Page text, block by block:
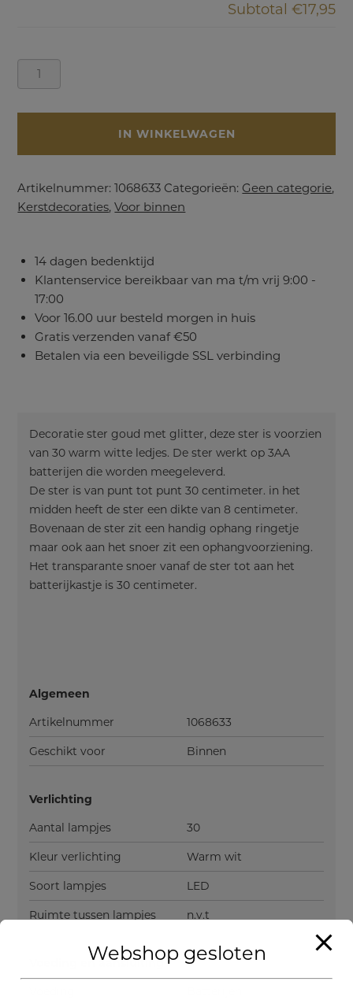
Subtotal €17,95
Decoratie
ster
aantal
IN WINKELWAGEN
Artikelnummer:1068633 Categorieën: Geen categorie,
Kerstdecoraties,Voor binnen
14 dagen bedenktijd
Klantenservice bereikbaar van ma t/m vrij 9:00 -
17:00
Voor 16.00 uur besteld morgen in huis
Gratis verzenden vanaf €50
Betalen via een beveiligde SSL verbinding
Decoratie ster goud met glitter, deze ster is voorzien
van 30 warm witte ledjes. De ster werkt op 3AA
batterijen die worden meegeleverd.
De ster is van punt tot punt 30 centimeter. in het
midden heeft de ster een dikte van 8 centimeter.
Bovenaan de ster zit een handig ophang ringetje
maar ook aan het snoer zit een ophangvoorziening.
Het transparante snoer vanaf de ster tot aan het
batterijkastje is 30 centimeter.
Algemeen
Artikelnummer
1068633
Geschikt voor Binnen
Verlichting
Aantal lampjes
30
Kleur verlichting Warm wit
Soort lampjes LED
Ruimte tussen lampjes n.v.t
Voeding en aansluiting
Webshop gesloten